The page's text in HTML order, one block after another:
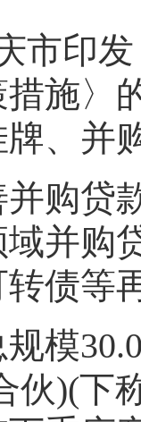
印发
施〉
、并
贷款
并购
债等
伙)(下